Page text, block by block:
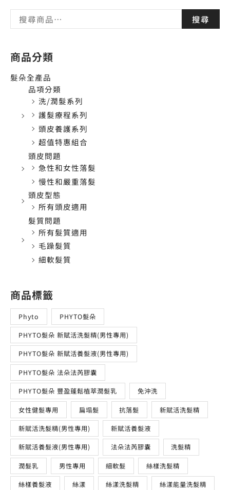
搜尋
商品分類
髮朵全產品
品項分類
洗/潤髮系列
護髮療程系列
頭皮養護系列
超值特惠組合
頭皮問題
急性和女性落髮
慢性和嚴重落髮
頭皮型態
所有頭皮適用
髮質問題
所有髮質適用
毛躁髮質
細軟髮質
商品標籤
Phyto PHYTO髮朵
PHYTO髮朵 新賦活洗髮精(男性專用)
PHYTO髮朵 新賦活養髮液(男性專用)
PHYTO髮朵 法朵法芮膠囊
PHYTO髮朵 豐盈蓬鬆植萃潤髮乳 免沖洗
女性健髮專用 扁塌髮 抗落髮 新賦活洗髮精
新賦活洗髮精(男性專用) 新賦活養髮液
新賦活養髮液(男性專用) 法朵法芮膠囊 洗髮精
潤髮乳 男性專用 細軟髮 絲樣洗髮精
絲樣養髮液 絲漾 絲漾洗髮精 絲漾能量洗髮精